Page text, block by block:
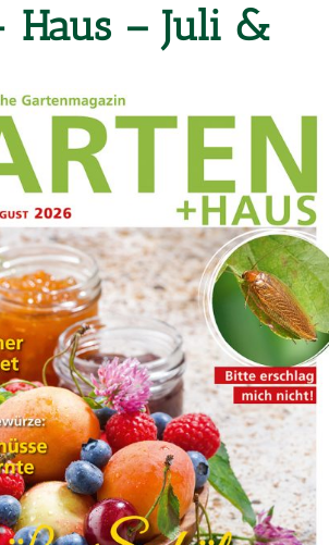
Haus – Juli &